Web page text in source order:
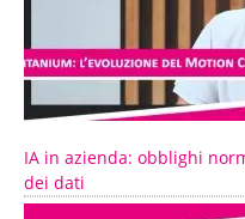
IA in azienda: obblighi
dei dati